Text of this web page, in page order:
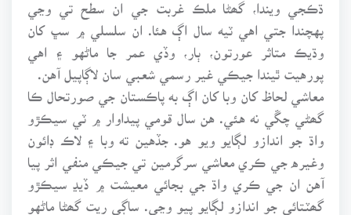
ڌڪجي ويندا، گھڻا ملڪ غربت جي ان سطح تي وڃي
پهچندا جتي اهي ٽيه سال اڳ هئا. ان سلسلي ۾ سڀ کان
وڌيڪ متاثر عورتون، ٻار، وڏي عمر جا ماڻهو ۽ اهي
پورهيت ٿيندا جيڪي غير رسمي شعبي سان لاڳاپيل آهن.
معاشي لحاظ کان وبا کان اڳ به پاڪستان جي صورتحال ڪا
گھڻي چڱي نه هئي. هن سال قومي پيداوار ۾ ٽي سيڪڙو
واڌ جو اندازو لڳايو ويو هو. جڏهين ته وبا ۽ لاڪ ڊائون
وغيره جي ڪري معاشي سرگرمين تي جيڪي منفي اثر پيا
آهن ان جي ڪري واڌ جي بجائي معيشت ۾ ڏيڍ سيڪڙو
گھٽتائي جو اندازو لڳايو پيو وڃي. ساڳي ريت گھڻا ماڻهو